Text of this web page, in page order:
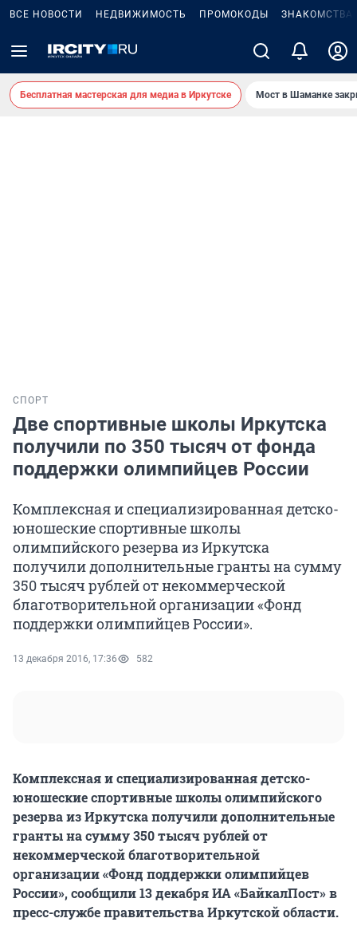
ВСЕ НОВОСТИ НЕДВИЖИМОСТЬ ПРОМОКОДЫ ЗНАКОМСТВА
Бесплатная мастерская для медиа в Иркутске Мост в Шаманке
СПОРТ
Две спортивные школы Иркутска
получили по 350 тысяч от фонда
поддержки олимпийцев России
Комплексная и специализированная детско-
юношеские спортивные школы
олимпийского резерва из Иркутска
получили дополнительные гранты на сумму
350 тысяч рублей от некоммерческой
благотворительной организации «Фонд
поддержки олимпийцев России».
13 декабря 2016, 17:36 582
Комплексная и специализированная детско-
юношеские спортивные школы олимпийского
резерва из Иркутска получили дополнительные
гранты на сумму 350 тысяч рублей от
некоммерческой благотворительной
организации «Фонд поддержки олимпийцев
России», сообщили 13 декабря ИА «БайкалПост» в
пресс-службе правительства Иркутской области.